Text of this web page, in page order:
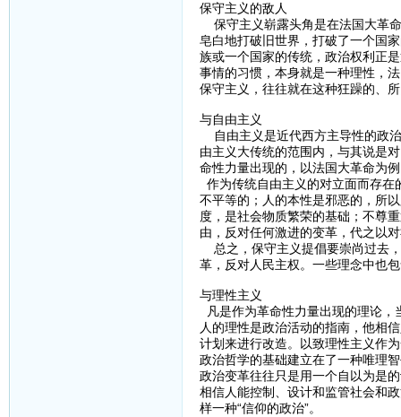
保守主义的敌人
保守主义崭露头角是在法国大革
皂白地打破旧世界，打破了一个国
族或一个国家的传统，政治权利正
事情的习惯，本身就是一种理性，
保守主义，往往就在这种狂躁的、
与自由主义
自由主义是近代西方主导性的政
由主义大传统的范围内，与其说是
命性力量出现的，以法国大革命为
作为传统自由主义的对立面而存
不平等的；人的本性是邪恶的，所
度，是社会物质繁荣的基础；不尊
由，反对任何激进的变革，代之以
总之，保守主义提倡要崇尚过去
革，反对人民主权。一些理念中也
与理性主义
凡是作为革命性力量出现的理论
人的理性是政治活动的指南，他相
计划来进行改造。以致理性主义作
政治哲学的基础建立在了一种唯理
政治变革往往只是用一个自以为是
相信人能控制、设计和监管社会和
样一种“信仰的政治”。